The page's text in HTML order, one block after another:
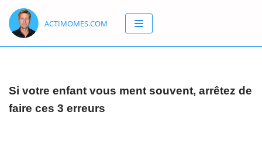
Aller
au
ACTIMOMES.COM
Si votre enfant vous ment souvent, arrêtez de
faire ces 3 erreurs